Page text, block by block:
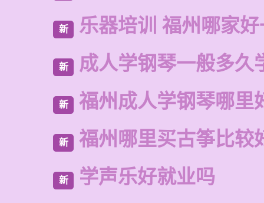
新 乐器培训 福州哪家
新 成人学钢琴一般多久
新 福州成人学钢琴哪里
新 福州哪里买古筝比较
新 学声乐好就业吗